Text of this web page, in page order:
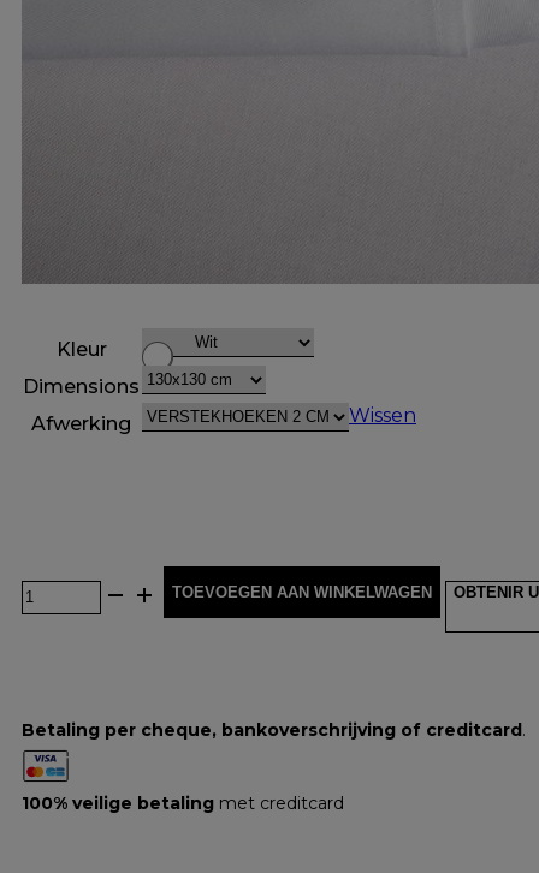
Kleur
Dimensions
Afwerking
Wissen
TOEVOEGEN AAN WINKELWAGEN OBTENIR
Betaling per cheque, bankoverschrijving of creditcard.
100% veilige betaling met creditcard